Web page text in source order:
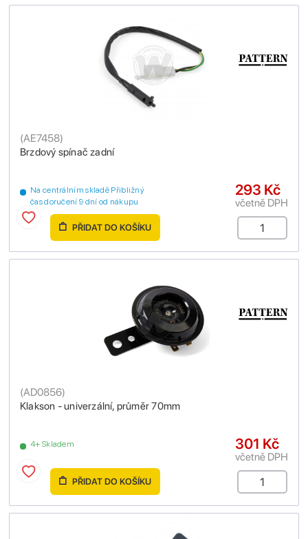
Brzdový spínač zadní
(AE7458)
Na centrálním skladě Přibližný
čas doručení 9 dní od nákupu
293 Kč
včetně DPH
PŘIDAT DO KOŠÍKU
Klakson - univerzální, průměr 70mm
(AD0856)
4+ Skladem 301 Kč
včetně DPH
PŘIDAT DO KOŠÍKU